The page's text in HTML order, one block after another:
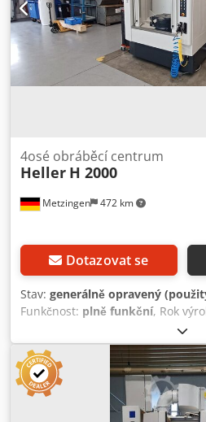
Metzingen 472 km
4osé obráběcí centrum
Heller H 2000
Dotazovat se
Stav: generálně opravený
Funkčnost: plně funkční, Rok
840D SL Dsdpfx Akezpyg Tspskr
ot./min, 40 kW, 96 Nm Upínací
Magazín / počet pozic (volitelné):
360 000° x 0,001° Chladicí systém:
bar, (oplachování pracovního
XYZ (mm): 630 / 630 / 630